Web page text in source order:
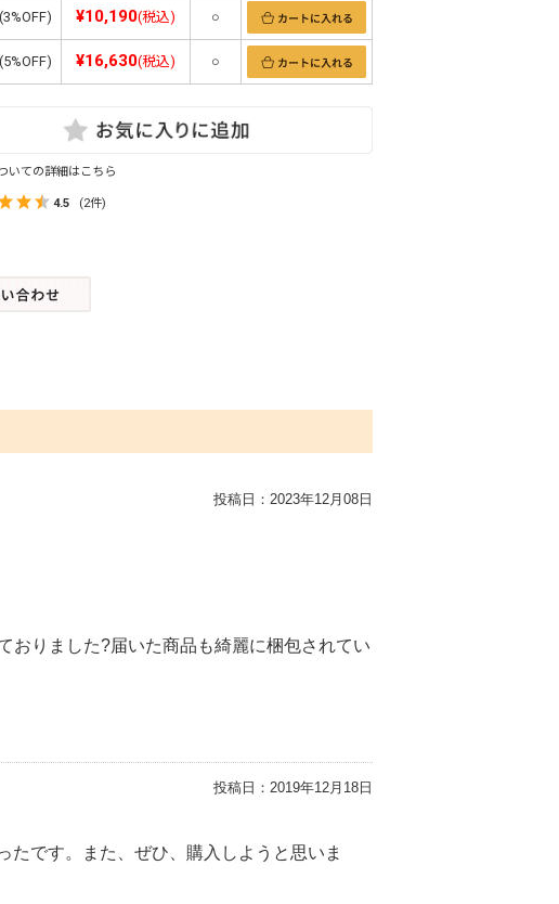
¥10,190(税込) ○
¥16,630(税込) ○
いての詳細はこちら
4.5 (2件)
投稿日： 2023年12月08日
おりました?届いた商品も綺麗に梱包されてい
投稿日： 2019年12月18日
です。また、ぜひ、購入しようと思いま